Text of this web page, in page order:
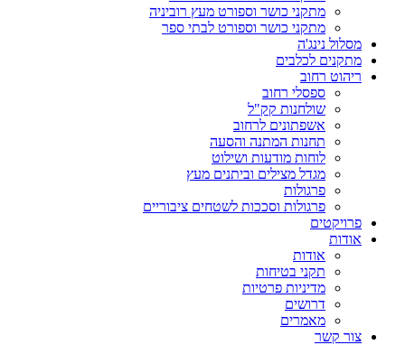
מתקני כושר וספורט מעץ רוביניה
מתקני כושר וספורט לבתי ספר
מסלול נינג'ה
מתקנים לכלבים
ריהוט רחוב
ספסלי רחוב
שולחנות קק"ל
אשפתונים לרחוב
תחנות המתנה והסעה
לוחות מודעות ושילוט
מגדל מצילים וביתנים מעץ
פרגולות
פרגולות וסככות לשטחים ציבוריים
פרויקטים
אודות
אודות
תקני בטיחות
מדיניות פרטיות
דרושים
מאמרים
צור קשר